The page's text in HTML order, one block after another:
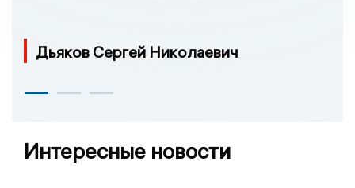
Дьяков Сергей Николаевич
Интересные новости